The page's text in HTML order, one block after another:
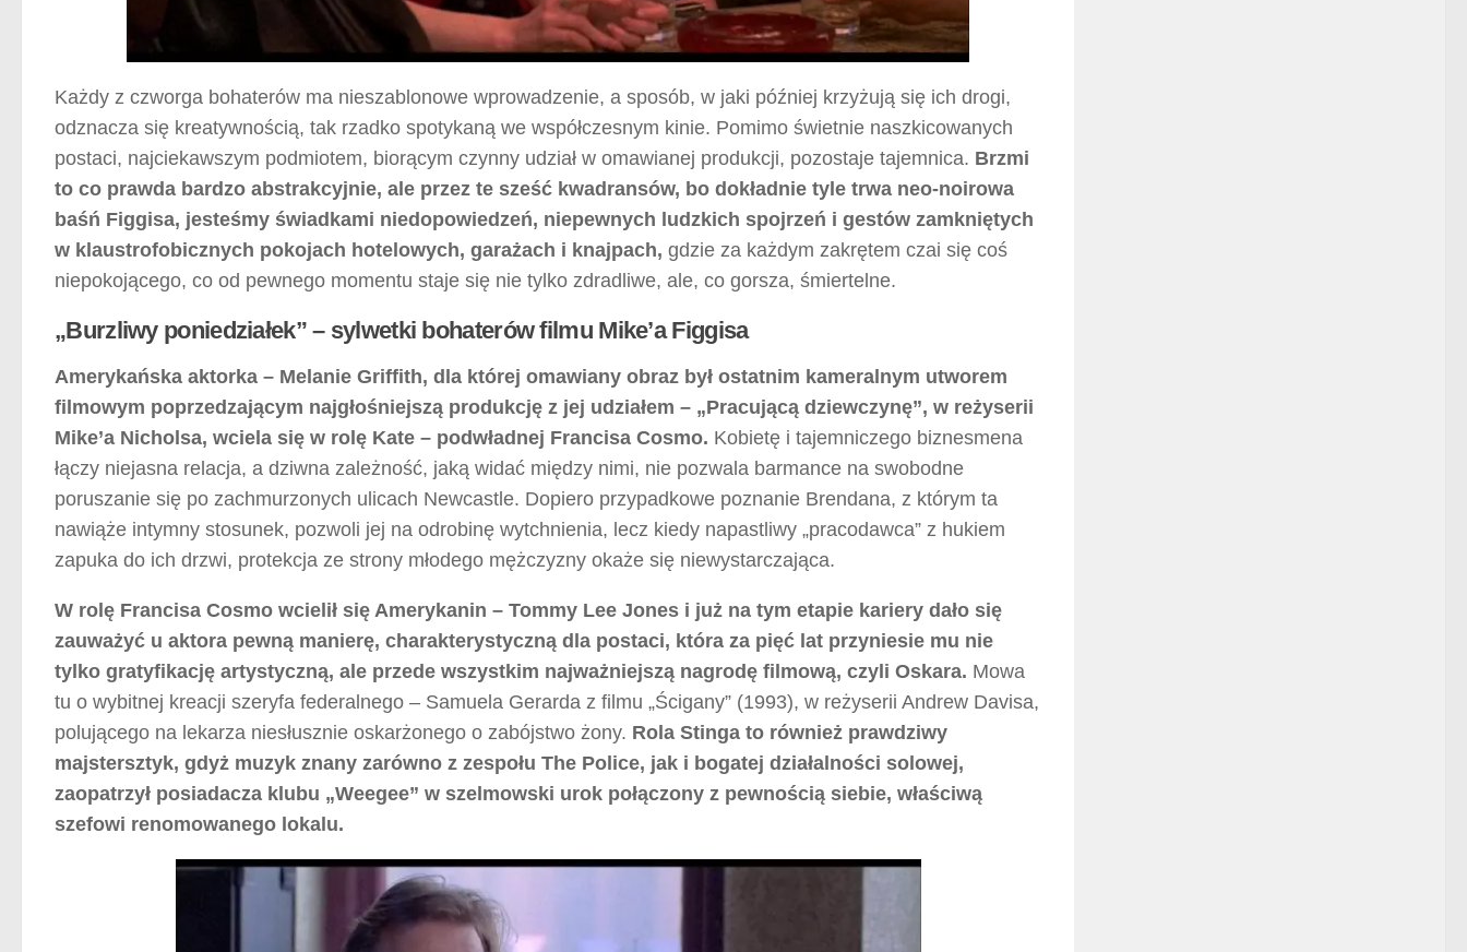
Każdy z czworga bohaterów ma nieszablonowe wprowadzenie, a sposób, w jaki później krzyżują się ich drogi,
odznacza się kreatywnością, tak rzadko spotykaną we współczesnym kinie. Pomimo świetnie naszkicowanych
postaci, najciekawszym podmiotem, biorącym czynny udział w omawianej produkcji, pozostaje tajemnica. Brzmi
to co prawda bardzo abstrakcyjnie, ale przez te sześć kwadransów, bo dokładnie tyle trwa neo-noirowa
baśń Figgisa, jesteśmy świadkami niedopowiedzeń, niepewnych ludzkich spojrzeń i gestów zamkniętych
w klaustrofobicznych pokojach hotelowych, garażach i knajpach, gdzie za każdym zakrętem czai się coś
niepokojącego, co od pewnego momentu staje się nie tylko zdradliwe, ale, co gorsza, śmiertelne.
„Burzliwy poniedziałek” – sylwetki bohaterów filmu Mike’a Figgisa
Amerykańska aktorka – Melanie Griffith, dla której omawiany obraz był ostatnim kameralnym utworem
filmowym poprzedzającym najgłośniejszą produkcję z jej udziałem – „Pracującą dziewczynę”, w reżyserii
Mike’a Nicholsa, wciela się w rolę Kate – podwładnej Francisa Cosmo. Kobietę i tajemniczego biznesmena
łączy niejasna relacja, a dziwna zależność, jaką widać między nimi, nie pozwala barmance na swobodne
poruszanie się po zachmurzonych ulicach Newcastle. Dopiero przypadkowe poznanie Brendana, z którym ta
nawiąże intymny stosunek, pozwoli jej na odrobinę wytchnienia, lecz kiedy napastliwy „pracodawca” z hukiem
zapuka do ich drzwi, protekcja ze strony młodego mężczyzny okaże się niewystarczająca.
W rolę Francisa Cosmo wcielił się Amerykanin – Tommy Lee Jones i już na tym etapie kariery dało się
zauważyć u aktora pewną manierę, charakterystyczną dla postaci, która za pięć lat przyniesie mu nie
tylko gratyfikację artystyczną, ale przede wszystkim najważniejszą nagrodę filmową, czyli Oskara. Mowa
tu o wybitnej kreacji szeryfa federalnego – Samuela Gerarda z filmu „Ścigany” (1993), w reżyserii Andrew Davisa,
polującego na lekarza niesłusznie oskarżonego o zabójstwo żony. Rola Stinga to również prawdziwy
majstersztyk, gdyż muzyk znany zarówno z zespołu The Police, jak i bogatej działalności solowej,
zaopatrzył posiadacza klubu „Weegee” w szelmowski urok połączony z pewnością siebie, właściwą
szefowi renomowanego lokalu.